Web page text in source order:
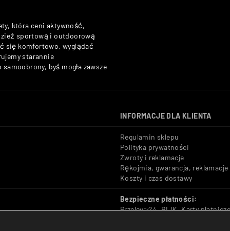
która ceni aktywność,
sportową i outdoorową
się komfortowo, wyglądać
starannie
byś mogła zawsze
INFORMACJE DLA KLIENTA
Regulamin sklepu
Polityka prywatności
Zwroty i reklamacje
Rękojmia, gwarancja, reklamacje
Koszty i czas dostawy
Bezpieczne płatności:
Przelewy24, BLIK, Karty